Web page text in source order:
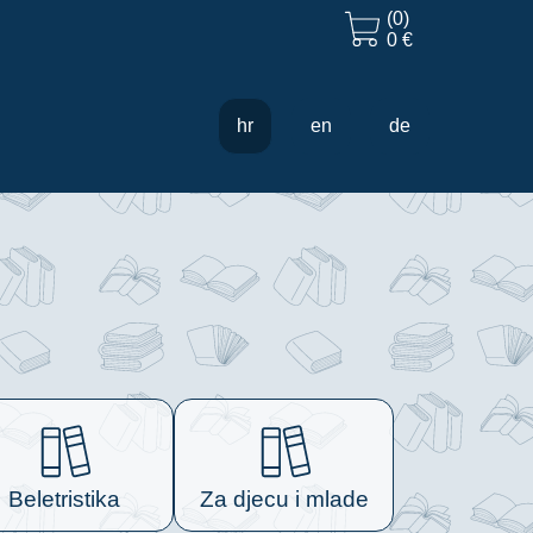
(0)
0 €
hr en de
Beletristika Za djecu i mlade